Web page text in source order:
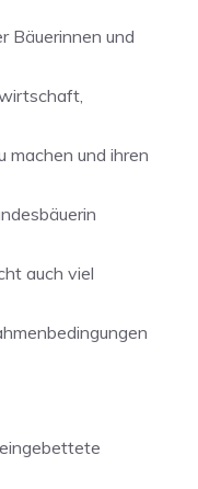
Bäuerinnen und
machen und ihren
auch viel